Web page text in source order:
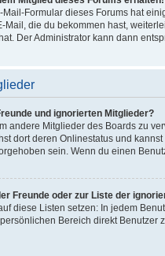
Mail-Formular dieses Forums hat
Mail, die du bekommen hast,
Der Administrator kann dann
und ignorierten Mitglieder?
andere Mitglieder des Boards zu
dort deren Onlinestatus und
sein. Wenn du einen
Freunde oder zur Liste der
diese Listen setzen: In jedem
Bereich direkt